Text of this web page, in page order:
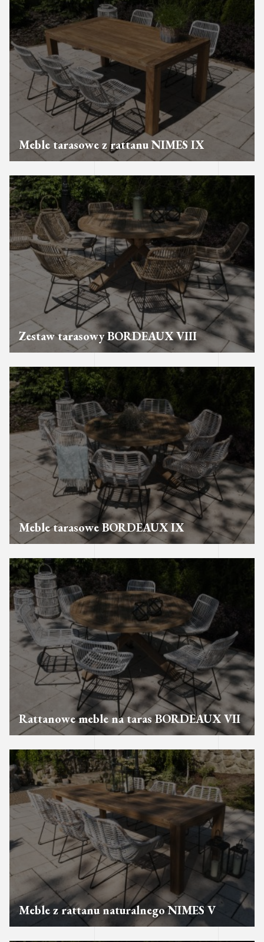
Meble tarasowe z rattanu NIMES IX
Zestaw tarasowy BORDEAUX VIII
Meble tarasowe BORDEAUX IX
Rattanowe meble na taras BORDEAUX VII
Meble z rattanu naturalnego NIMES V